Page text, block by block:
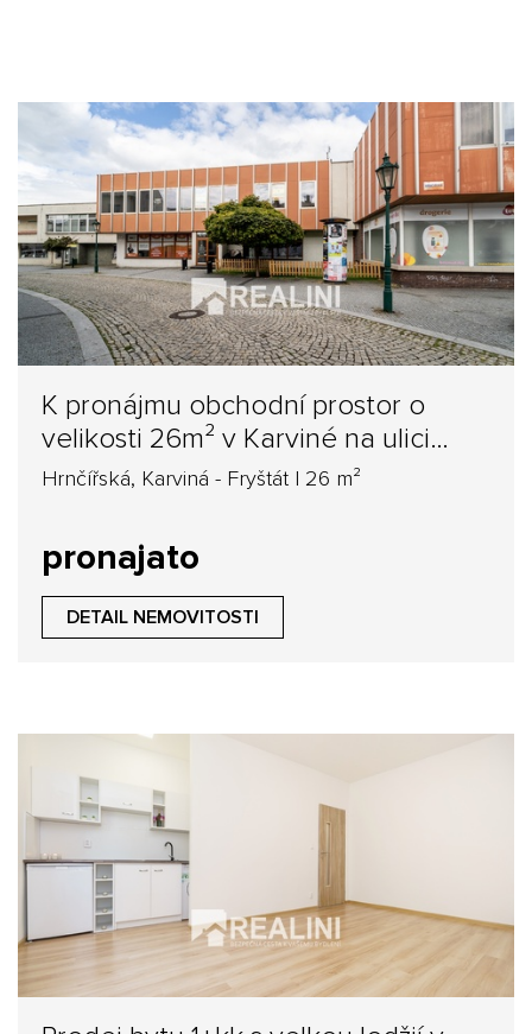
K pronájmu obchodní prostor o
velikosti 26m² v Karviné na ulici
Hrnčířská
Hrnčířská, Karviná - Fryštát | 26 m²
pronajato
DETAIL NEMOVITOSTI